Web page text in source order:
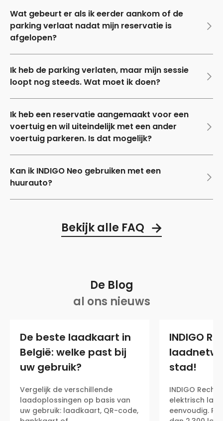
Wat gebeurt er als ik eerder aankom of de
parking verlaat nadat mijn reservatie is
afgelopen?
Ik heb de parking verlaten, maar mijn sessie
loopt nog steeds. Wat moet ik doen?
Ik heb een reservatie aangemaakt voor een
voertuig en wil uiteindelijk met een ander
voertuig parkeren. Is dat mogelijk?
Kan ik INDIGO Neo gebruiken met een
huurauto?
Bekijk alle FAQ
De Blog
al ons nieuws
De beste laadkaart in
België: welke past bij
uw gebruik?
Vergelijk de verschillende
laadoplossingen op basis van
uw gebruik: laadkaart, QR-code,
INDIGO
stad!
INDIGO
elektrisch
eenvoudig.